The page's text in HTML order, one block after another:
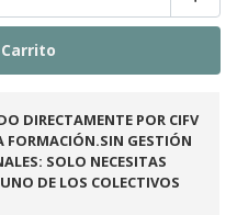
DIRECTAMENTE POR CIFV
FORMACIÓN.SIN GESTIÓN
SOLO NECESITAS
DE LOS COLECTIVOS